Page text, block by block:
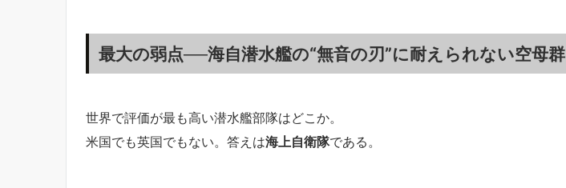
最大の弱点──海自潜水艦の“無音の刃”に耐えられない空母群
世界で評価が最も高い潜水艦部隊はどこか。
米国でも英国でもない。答えは海上自衛隊である。